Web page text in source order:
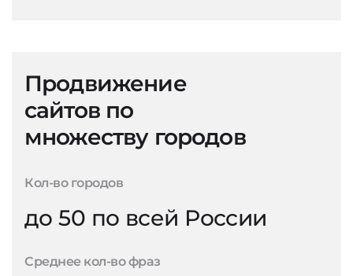
Продвижение
сайтов по
множеству городов
Кол-во городов
до 50 по всей России
Среднее кол-во фраз